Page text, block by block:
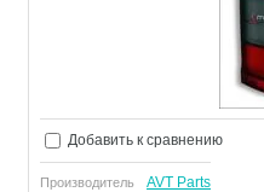
Добавить к сравнению
Производитель AVT Parts